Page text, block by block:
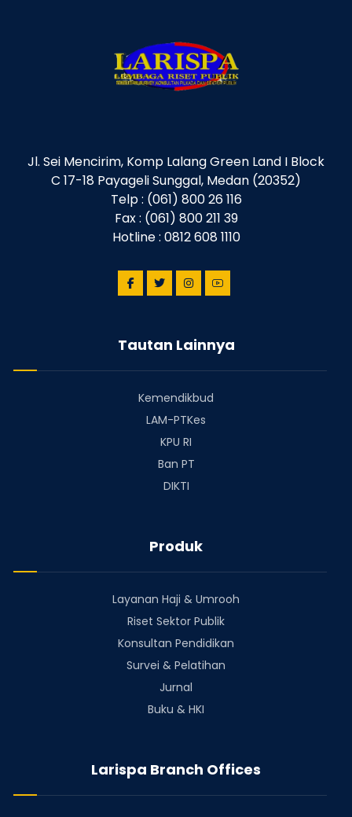
Jl. Sei Mencirim, Komp Lalang Green Land I Block
C 17-18 Payageli Sunggal, Medan (20352)
Telp : (061) 800 26 116
Fax : (061) 800 211 39
Hotline : 0812 608 1110
Tautan Lainnya
Kemendikbud
LAM-PTKes
KPU RI
Ban PT
DIKTI
Produk
Layanan Haji & Umrooh
Riset Sektor Publik
Konsultan Pendidikan
Survei & Pelatihan
Jurnal
Buku & HKI
Larispa Branch Offices